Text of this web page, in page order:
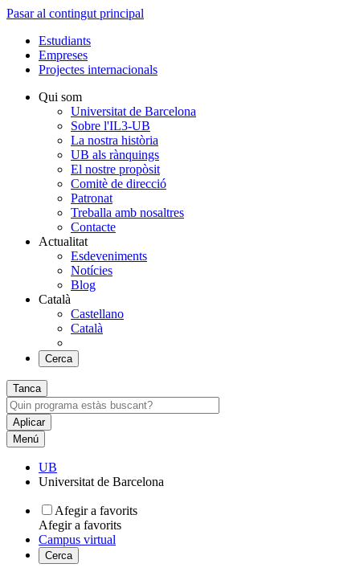
Pasar al contingut principal
Estudiants
Empreses
Projectes internacionals
Qui som
Universitat de Barcelona
Sobre l'IL3-UB
La nostra història
UB als rànquings
El nostre propòsit
Comitè de direcció
Patronat
Treballa amb nosaltres
Contacte
Actualitat
Esdeveniments
Notícies
Blog
Català
Castellano
Català
Cerca
Tanca
Menú
UB
Universitat de Barcelona
Afegir a favorits
Afegir a favorits
Campus virtual
Cerca